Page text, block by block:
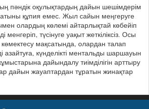
пәндік оқулықтардың дайын шешімдерім
құпия емес. Жыл сайын меңгеруге
олардың көлемі айтарлықтай көбейіп
түсінуге уақыт жеткіліксіз. Осы
мақсатында, олардан талап
азайтуға, күнделікті ментальды шаршауын
дайындалу тиімділігін арттыру
дайын жауаптардан тұратын жинақтар